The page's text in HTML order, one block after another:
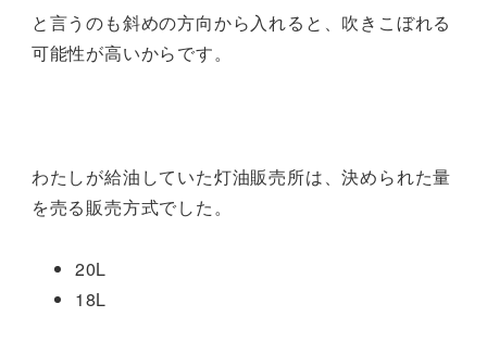
と言うのも斜めの方向から入れると、吹きこぼれる
可能性が高いからです。
わたしが給油していた灯油販売所は、決められた量
を売る販売方式でした。
20L
18L